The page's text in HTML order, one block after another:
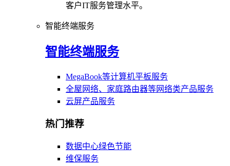
客户IT服务管理水平。
智能终端服务
智能终端服务
MegaBook等计算机平板服务
全屋网络、家庭路由器等网络类产品服务
云屏产品服务
热门推荐
数据中心绿色节能
维保服务